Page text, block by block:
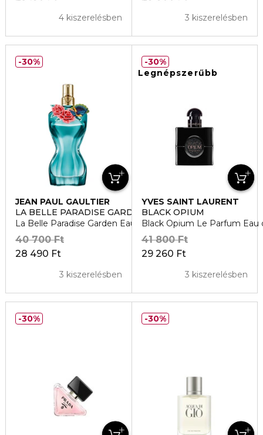
4 kiszerelésben 3 kiszerelésben
JEAN PAUL GAULTIER
LA BELLE PARADISE GARDEN
La Belle Paradise Garden Eau de Parfum
28 490 Ft
40 700 Ft
3 kiszerelésben
30%
Legnépszerűbb
YVES SAINT LAURENT
BLACK OPIUM
Black Opium Le Parfum Eau
29 260 Ft
41 800 Ft
3 kiszerelésben
30%
30% 30%